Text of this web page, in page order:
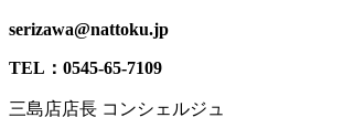
serizawa@nattoku.jp
TEL：0545-65-7109
三島店店長 コンシェルジュ